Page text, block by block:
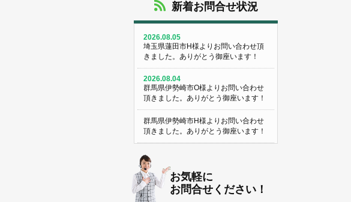
新着お問合せ状況
2026.08.05
埼玉県蓮田市H様よりお問い合わせ頂
きました。ありがとう御座います！
2026.08.04
群馬県伊勢崎市O様よりお問い合わせ
頂きました。ありがとう御座います！
群馬県伊勢崎市H様よりお問い合わせ
頂きました。ありがとう御座います！
埼玉県熊谷市M様よりお問い合わせ頂
きました。ありがとう御座います！
埼玉県熊谷市S様よりお問い合わせ頂
きました。ありがとう御座います！
お気軽に
お問合せください！